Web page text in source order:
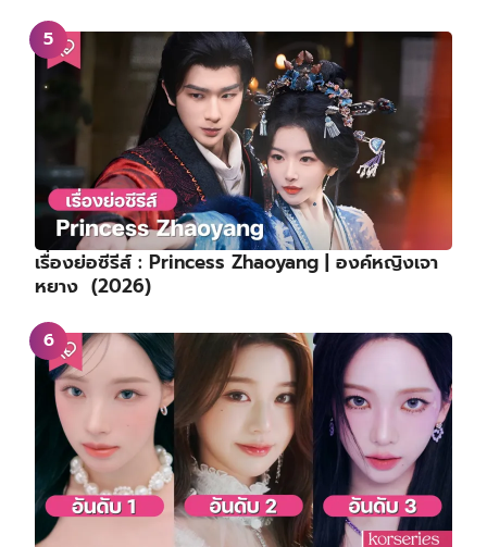
เรื่องย่อซีรีส์ : Princess Zhaoyang | องค์หญิงเจา
หยาง (2026)